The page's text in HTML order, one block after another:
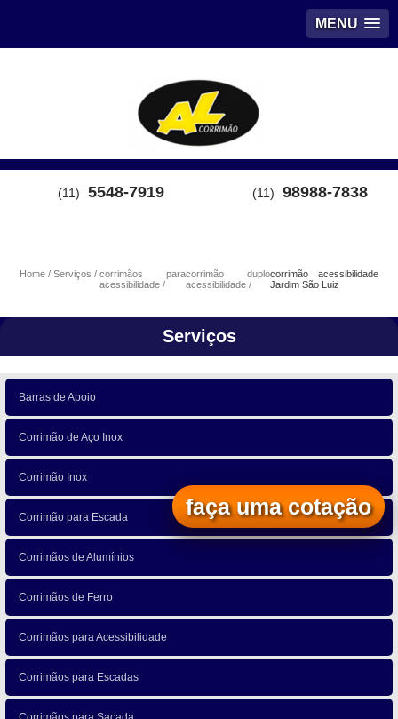
MENU
(11) 5548-7919 (11) 98988-7838
Home Serviços
corrimãos para
acessibilidade
corrimão duplo
acessibilidade
corrimão acessibilidade
Jardim São Luiz
Serviços
Barras de Apoio
Corrimão de Aço Inox
Corrimão Inox
Corrimão para Escada
Corrimãos de Alumínios
Corrimãos de Ferro
Corrimãos para Acessibilidade
Corrimãos para Escadas
faça uma cotação